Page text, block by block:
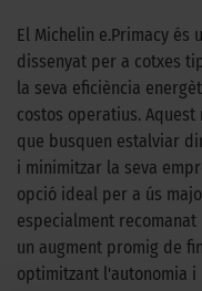
El Michelin e.Primacy
dissenyat per a cotxes
la seva eficiència
costos operatius.
que busquen estalviar
i minimitzar la seva
opció ideal per a ús
especialment
un augment promig de
optimitzant l'autonomia